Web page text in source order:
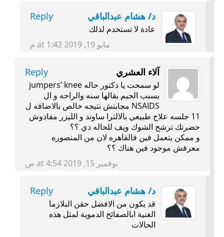
د/ هشام عبدالباقي Reply
عادة لا تستخدم لذلك
مايو 19, 2019 at 1:42 م
آلاء العشري Reply
لو سمحت يا دكتور حاله jumpers’ knee
بسبب الجيم بقالها سنه والراحه و ال
NSAIDS مجابتش نتيجه خالص بالاضافه ل
11 جلسه علاج طبيعي بالالترا ساوند و الليزر مفادوش
حضرتك ترشح الشوك ويف للحاله دي ؟؟
و ممكن يتعمل فين فالقاهره لان من المنصوره
معرفش موجود فين هناك ؟؟
نوفمبر 15, 2019 at 4:54 ص
د/ هشام عبدالباقي Reply
قد يكون من الافضل حقن البلازما
الغنية ابالصفائح الدموية لمثل هذه
الحالات